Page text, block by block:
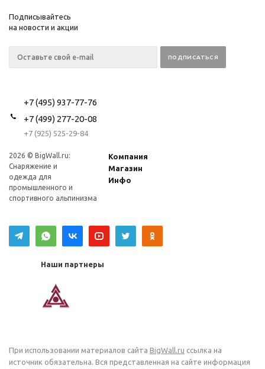
Подписывайтесь
на новости и акции
+7 (495) 937-77-76
+7 (499) 277-20-08
+7 (925) 525-29-84
2026 © BigWall.ru:
Снаряжение и
одежда для
промышленного и
спортивного альпинизма
Компания
Магазин
Инфо
Наши партнеры
При использовании материалов сайта BigWall.ru ссылка на
источник обязательна. Вся представленная на сайте информация